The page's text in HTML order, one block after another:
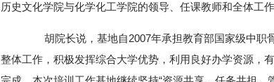
历史文化学院与化学化工学院的领导、任课教师和全体工
胡院长说，基地自2007年承担教育部国家级中职
整体工作，积极发挥综合大学优势，利用良好办学资源，